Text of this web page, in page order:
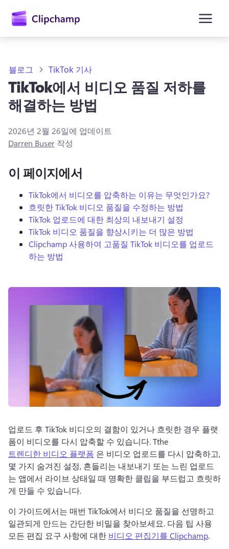
로
로그인
무료 체험하기
블로그 TikTok 기사
TikTok에서 비디오 품질 저하를
해결하는 방법
2026년 2월 26일에 업데이트
Darren Buser 작성
이 페이지에서
TikTok에서 비디오를 압축하는 이유는 무엇인가요?
흐릿한 TikTok 비디오 품질을 수정하는 방법
TikTok 업로드에 대한 최상의 내보내기 설정
TikTok 비디오 품질을 향상시키는 더 많은 방법
Clipchamp 사용하여 고품질 TikTok 비디오를 업로드
하는 방법
업로드 후 TikTok 비디오의 결함이 있거나 흐릿한 경우 플랫
폼이 비디오를 다시 압축할 수 있습니다. Tthe
트렌디한 비디오 플랫폼 은 비디오 업로드를 다시 압축하고,
몇 가지 숨겨진 설정, 흔들리는 내보내기 또는 느린 업로드
는 앱에서 라이브 상태일 때 명확한 클립을 부드럽고 흐릿하
게 만들 수 있습니다.
이 가이드에서는 매번 TikTok에서 비디오 품질을 선명하고
일관되게 만드는 간단한 비밀을 찾아보세요. 다음 팁 사용
모든 편집 요구 사항에 대한 비디오 편집기를 Clipchamp.